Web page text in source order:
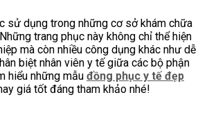
sử dụng trong những cơ sở khám chữa
trang phục này không chỉ thể hiện
mà còn nhiều công dụng khác như dễ
biệt nhân viên y tế giữa các bộ phận
hiểu những mẫu đồng phục y tế đẹp
giá tốt đáng tham khảo nhé!